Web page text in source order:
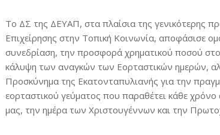
Το ΔΣ της ΔΕΥΑΠ, στα πλαίσια της γενικότερης
Επιχείρησης στην Τοπική Κοινωνία, αποφάσισε
συνεδρίαση, την προσφορά χρηματικού ποσού στο
κάλυψη των αναγκών των Εορταστικών ημερών,
Προσκύνημα της Εκατονταπυλιανής για την
εορταστικού γεύματος που παραθέτει κάθε
μας, την ημέρα των Χριστουγέννων και την